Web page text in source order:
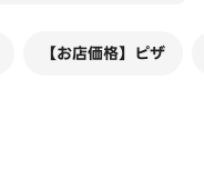
【お店価格】ピザ